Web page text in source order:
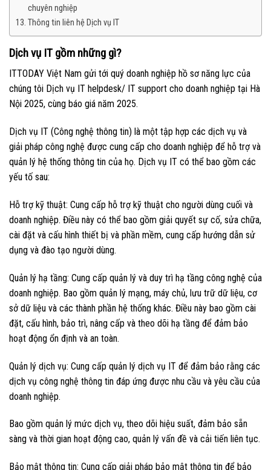
chuyên nghiệp
Thông tin liên hệ Dịch vụ IT
Dịch vụ IT gồm những gì?
ITTODAY Việt Nam gửi tới quý doanh nghiệp hồ sơ năng lực của
chúng tôi Dịch vụ IT helpdesk/ IT support cho doanh nghiệp tại Hà
Nội 2025, cùng báo giá năm 2025.
Dịch vụ IT (Công nghệ thông tin) là một tập hợp các dịch vụ và
giải pháp công nghệ được cung cấp cho doanh nghiệp để hỗ trợ và
quản lý hệ thống thông tin của họ. Dịch vụ IT có thể bao gồm các
yếu tố sau:
Hỗ trợ kỹ thuật: Cung cấp hỗ trợ kỹ thuật cho người dùng cuối và
doanh nghiệp. Điều này có thể bao gồm giải quyết sự cố, sửa chữa,
cài đặt và cấu hình thiết bị và phần mềm, cung cấp hướng dẫn sử
dụng và đào tạo người dùng.
Quản lý hạ tầng: Cung cấp quản lý và duy trì hạ tầng công nghệ của
doanh nghiệp. Bao gồm quản lý mạng, máy chủ, lưu trữ dữ liệu, cơ
sở dữ liệu và các thành phần hệ thống khác. Điều này bao gồm cài
đặt, cấu hình, bảo trì, nâng cấp và theo dõi hạ tầng để đảm bảo
hoạt động ổn định và an toàn.
Quản lý dịch vụ: Cung cấp quản lý dịch vụ IT để đảm bảo rằng các
dịch vụ công nghệ thông tin đáp ứng được nhu cầu và yêu cầu của
doanh nghiệp.
Bao gồm quản lý mức dịch vụ, theo dõi hiệu suất, đảm bảo sẵn
sàng và thời gian hoạt động cao, quản lý vấn đề và cải tiến liên tục.
Bảo mật thông tin: Cung cấp giải pháp bảo mật thông tin để bảo